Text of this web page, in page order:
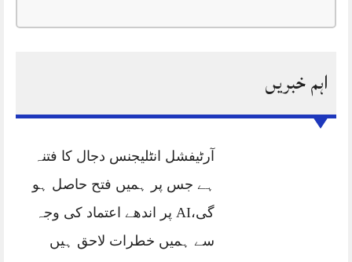
اہم خبریں
آرٹیفشل انٹلیجنس دجال کا فتنہ
ہے جس پر ہمیں فتح حاصل ہو
گی،AI پر اندھے اعتماد کی وجہ
سے ہمیں خطرات لاحق ہیں